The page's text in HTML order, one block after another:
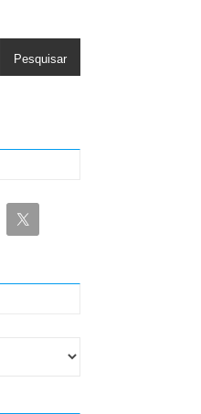
Pesquisar